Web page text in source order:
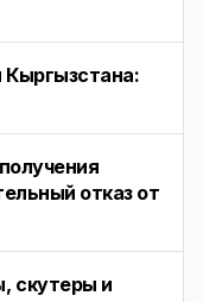
отказ от
скутеры и